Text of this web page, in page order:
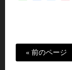
« 前のページ